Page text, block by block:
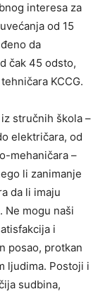
interesa za
od 15
da
čak 45 odsto,
KCCG.
stručnih škola –
električara, od
mehaničara –
li zanimanje
da li imaju
mogu naši
i
posao, protkan
ljudima. Postoji i
sudbina,